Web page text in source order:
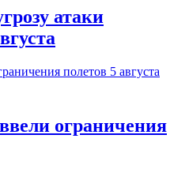
атаки
ограничения